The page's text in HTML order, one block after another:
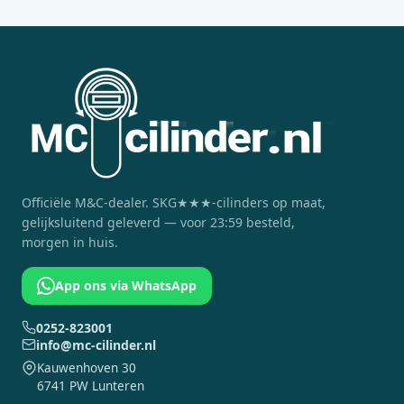
Officiële M&C-dealer. SKG★★★-cilinders op maat,
gelijksluitend geleverd — voor 23:59 besteld,
morgen in huis.
App ons via WhatsApp
0252-823001
info@mc-cilinder.nl
Kauwenhoven 30
6741 PW Lunteren